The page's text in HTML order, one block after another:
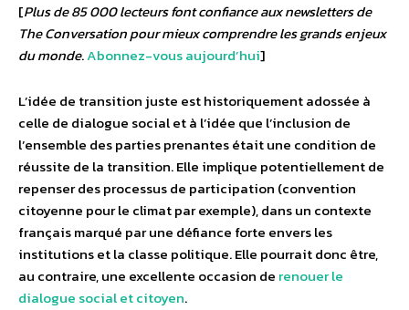
[Plus de 85 000 lecteurs font confiance aux newsletters de
The Conversation pour mieux comprendre les grands enjeux
du monde.Abonnez-vous aujourd’hui]
L’idée de transition juste est historiquement adossée à
celle de dialogue social et à l’idée que l’inclusion de
l’ensemble des parties prenantes était une condition de
réussite de la transition. Elle implique potentiellement de
repenser des processus de participation (convention
citoyenne pour le climat par exemple), dans un contexte
français marqué par une défiance forte envers les
institutions et la classe politique. Elle pourrait donc être,
au contraire, une excellente occasion de renouer le
dialogue social et citoyen.